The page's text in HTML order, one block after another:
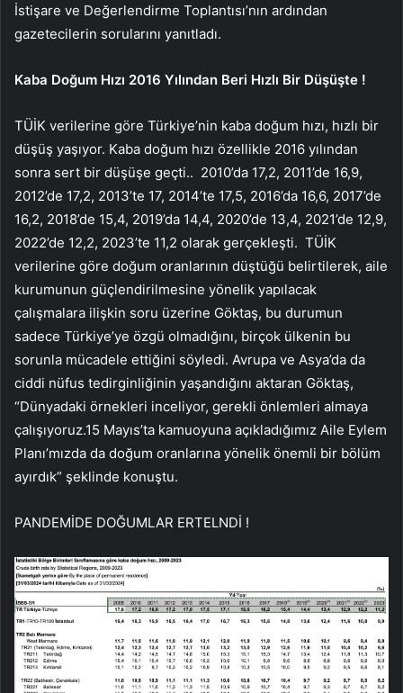
İstişare ve Değerlendirme Toplantısı’nın ardından
gazetecilerin sorularını yanıtladı.
Kaba Doğum Hızı 2016 Yılından Beri Hızlı Bir Düşüşte !
TÜİK verilerine göre Türkiye’nin kaba doğum hızı, hızlı bir
düşüş yaşıyor. Kaba doğum hızı özellikle 2016 yılından
sonra sert bir düşüşe geçti.. 2010’da 17,2, 2011’de 16,9,
2012’de 17,2, 2013’te 17, 2014’te 17,5, 2016’da 16,6, 2017’de
16,2, 2018’de 15,4, 2019’da 14,4, 2020’de 13,4, 2021’de 12,9,
2022’de 12,2, 2023’te 11,2 olarak gerçekleşti. TÜİK
verilerine göre doğum oranlarının düştüğü belirtilerek, aile
kurumunun güçlendirilmesine yönelik yapılacak
çalışmalara ilişkin soru üzerine Göktaş, bu durumun
sadece Türkiye’ye özgü olmadığını, birçok ülkenin bu
sorunla mücadele ettiğini söyledi. Avrupa ve Asya’da da
ciddi nüfus tedirginliğinin yaşandığını aktaran Göktaş,
“Dünyadaki örnekleri inceliyor, gerekli önlemleri almaya
çalışıyoruz.15 Mayıs’ta kamuoyuna açıkladığımız Aile Eylem
Planı’mızda da doğum oranlarına yönelik önemli bir bölüm
ayırdık” şeklinde konuştu.
PANDEMİDE DOĞUMLAR ERTELNDİ !